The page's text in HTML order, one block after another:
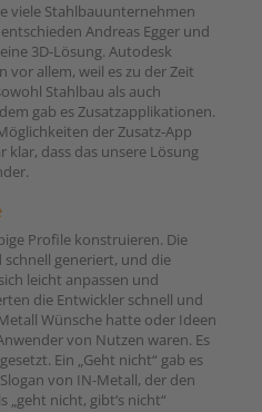
viele Stahlbauunternehmen
Andreas Egger und
3D-Lösung. Autodesk
allem, weil es zu der Zeit
Stahlbau als auch
gab es Zusatzapplikationen.
der Zusatz-App
klar, dass das unsere Lösung
Profile konstruieren. Die
generiert, und die
leicht anpassen und
die Entwickler schnell und
Wünsche hatte oder Ideen
von Nutzen waren. Es
Ein „Geht nicht“ gab es
von IN-Metall, der den
nicht, gibt’s nicht“